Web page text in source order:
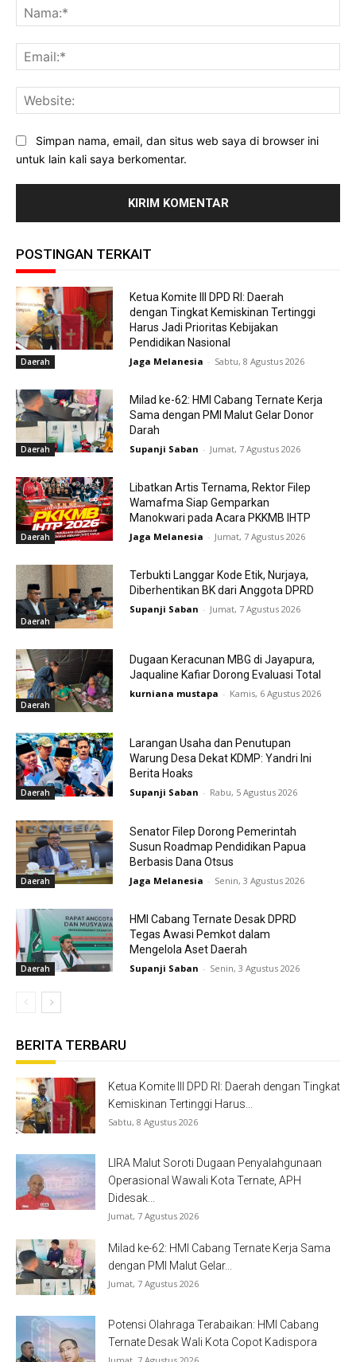
Simpan nama, email, dan situs web saya di browser ini
untuk lain kali saya berkomentar.
POSTINGAN TERKAIT
Daerah
Ketua Komite III DPD RI: Daerah
dengan Tingkat Kemiskinan Tertinggi
Harus Jadi Prioritas Kebijakan
Pendidikan Nasional
Jaga Melanesia - Sabtu, 8 Agustus 2026
Daerah
Milad ke-62: HMI Cabang Ternate Kerja
Sama dengan PMI Malut Gelar Donor
Darah
Supanji Saban - Jumat, 7 Agustus 2026
Daerah
Libatkan Artis Ternama, Rektor Filep
Wamafma Siap Gemparkan
Manokwari pada Acara PKKMB IHTP
Jaga Melanesia - Jumat, 7 Agustus 2026
Daerah
Terbukti Langgar Kode Etik, Nurjaya,
Diberhentikan BK dari Anggota DPRD
Supanji Saban - Jumat, 7 Agustus 2026
Daerah
Dugaan Keracunan MBG di Jayapura,
Jaqualine Kafiar Dorong Evaluasi Total
kurniana mustapa - Kamis, 6 Agustus 2026
Daerah
Larangan Usaha dan Penutupan
Warung Desa Dekat KDMP: Yandri Ini
Berita Hoaks
Supanji Saban - Rabu, 5 Agustus 2026
Daerah
Senator Filep Dorong Pemerintah
Susun Roadmap Pendidikan Papua
Berbasis Dana Otsus
Jaga Melanesia - Senin, 3 Agustus 2026
Daerah
HMI Cabang Ternate Desak DPRD
Tegas Awasi Pemkot dalam
Mengelola Aset Daerah
Supanji Saban - Senin, 3 Agustus 2026
BERITA TERBARU
Ketua Komite III DPD RI: Daerah dengan Tingkat
Kemiskinan Tertinggi Harus...
Sabtu, 8 Agustus 2026
LIRA Malut Soroti Dugaan Penyalahgunaan
Operasional Wawali Kota Ternate, APH
Didesak...
Jumat, 7 Agustus 2026
Milad ke-62: HMI Cabang Ternate Kerja Sama
dengan PMI Malut Gelar...
Jumat, 7 Agustus 2026
Potensi Olahraga Terabaikan: HMI Cabang
Ternate Desak Wali Kota Copot Kadispora